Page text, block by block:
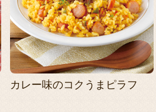
カレー味のコクうまピラフ